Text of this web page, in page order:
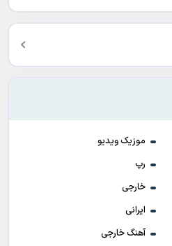
موزیک ویدیو
رپ
خارجی
ایرانی
آهنگ خارجی